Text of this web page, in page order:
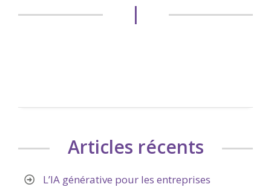
|
Articles récents
L’IA générative pour les entreprises